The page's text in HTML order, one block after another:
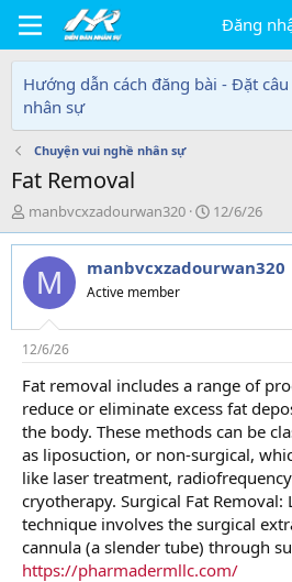
Đăng
Hướng dẫn cách đăng bài - Đặt
nhân sự
Chuyện vui nghề nhân sự
Fat Removal
T
h
r
e
d
s
t
a
r
t
e
r
manbvcxzadourwan320
N
g
à
y
i
12/6/26
M manbvcxzadourwan320
Active member
12/6/26
Fat removal includes a range of
reduce or eliminate excess fat
the body. These methods can be
as liposuction, or non-surgical,
like laser treatment,
cryotherapy. Surgical Fat Removal:
technique involves the surgical
cannula (a slender tube) through
https://pharmadermllc.com/